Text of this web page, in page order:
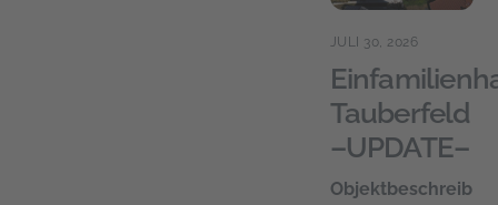
JULI 30, 2026
Tauberfeld
–UPDATE–
Objektbeschreib